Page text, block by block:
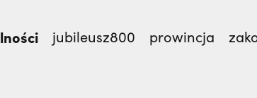
jubileusz800 prowincja